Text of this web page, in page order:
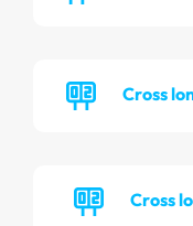
Cross
Cross